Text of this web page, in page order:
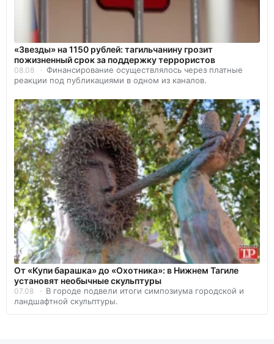
«Звезды» на 1150 рублей: тагильчанину грозит
пожизненный срок за поддержку террористов
08.08
Финансирование осуществлялось через платные
реакции под публикациями в одном из каналов.
От «Купи барашка» до «Охотника»: в Нижнем Тагиле
установят необычные скульптуры
07.08
В городе подвели итоги симпозиума городской и
ландшафтной скульптуры.